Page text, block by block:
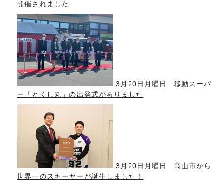
開催されました
3月20日月曜日 移動スーパ
ー「とくし丸」の出発式がありました
3月20日月曜日 高山市から
世界一のスキーヤーが誕生しました！